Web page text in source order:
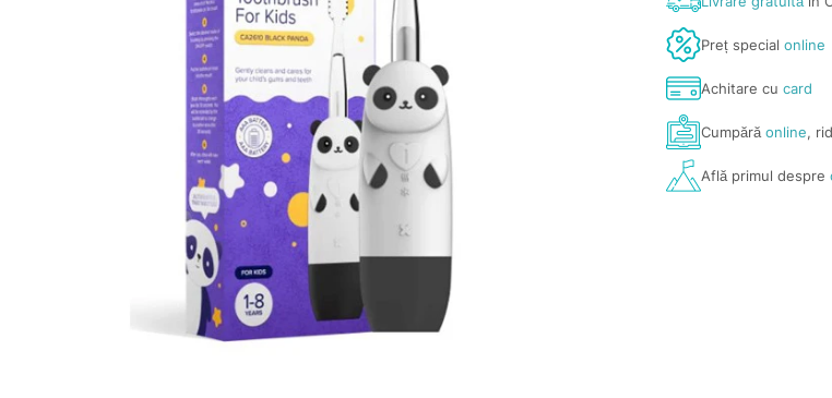
Preț specialonline
Achitare cucard
Cumpărăonline,
Află primul despre